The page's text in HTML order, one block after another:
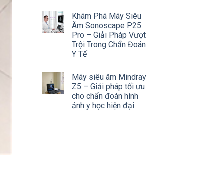
Khám Phá Máy Siêu
Âm Sonoscape P25
Pro – Giải Pháp Vượt
Trội Trong Chẩn Đoán
Y Tế
Máy siêu âm Mindray
Z5 – Giải pháp tối ưu
cho chẩn đoán hình
ảnh y học hiện đại